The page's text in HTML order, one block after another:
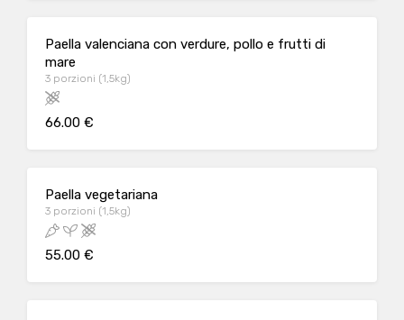
Paella valenciana con verdure, pollo e frutti di
mare
3 porzioni (1,5kg)
66.00 €
Paella vegetariana
3 porzioni (1,5kg)
55.00 €